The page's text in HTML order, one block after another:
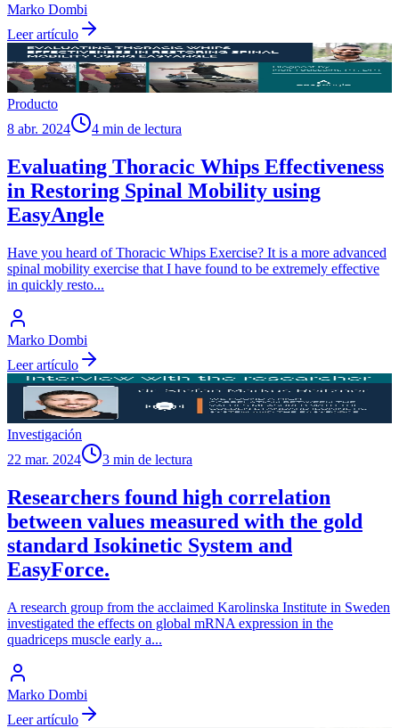
Marko Dombi
Leer artículo
Producto
8 abr. 2024
4 min de lectura
Evaluating Thoracic Whips Effectiveness
in Restoring Spinal Mobility using
EasyAngle
Have you heard of Thoracic Whips Exercise? It is a more advanced
spinal mobility exercise that I have found to be extremely effective
in quickly resto...
Marko Dombi
Leer artículo
Investigación
22 mar. 2024
3 min de lectura
Researchers found high correlation
between values measured with the gold
standard Isokinetic System and
EasyForce.
A research group from the acclaimed Karolinska Institute in Sweden
investigated the effects on global mRNA expression in the
quadriceps muscle early a...
Marko Dombi
Leer artículo